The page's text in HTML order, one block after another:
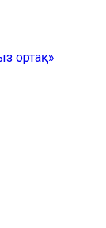
ортақ»